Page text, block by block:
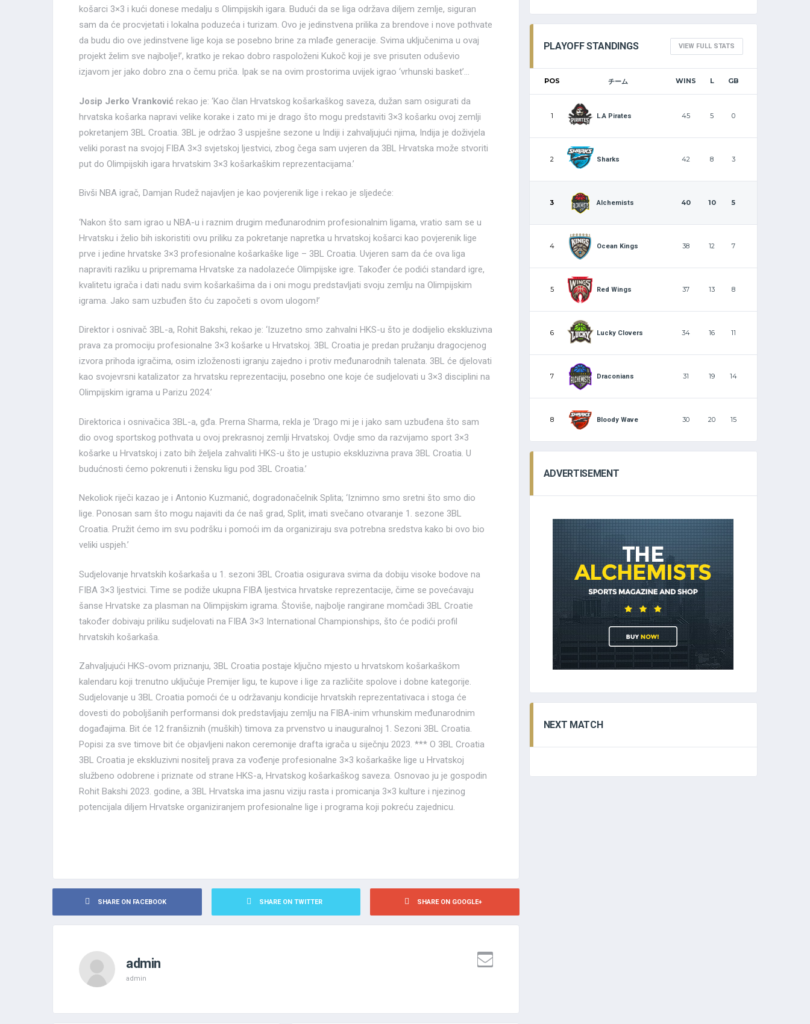
košarci 3×3 i kući donese medalju s Olimpijskih igara. Budući da se liga održava diljem zemlje, siguran
sam da će procvjetati i lokalna poduzeća i turizam. Ovo je jedinstvena prilika za brendove i nove pothvate
da budu dio ove jedinstvene lige koja se posebno brine za mlađe generacije. Svima uključenima u ovaj
projekt želim sve najbolje!’, kratko je rekao dobro raspoloženi Kukoč koji je sve prisuten oduševio
izjavom jer jako dobro zna o čemu priča. Ipak se na ovim prostorima uvijek igrao ‘vrhunski basket’…
Josip Jerko Vranković rekao je: ‘Kao član Hrvatskog košarkaškog saveza, dužan sam osigurati da
hrvatska košarka napravi velike korake i zato mi je drago što mogu predstaviti 3×3 košarku ovoj zemlji
pokretanjem 3BL Croatia. 3BL je održao 3 uspješne sezone u Indiji i zahvaljujući njima, Indija je doživjela
veliki porast na svojoj FIBA 3×3 svjetskoj ljestvici, zbog čega sam uvjeren da 3BL Hrvatska može stvoriti
put do Olimpijskih igara hrvatskim 3×3 košarkaškim reprezentacijama.’
Bivši NBA igrač, Damjan Rudež najavljen je kao povjerenik lige i rekao je sljedeće:
‘Nakon što sam igrao u NBA-u i raznim drugim međunarodnim profesionalnim ligama, vratio sam se u
Hrvatsku i želio bih iskoristiti ovu priliku za pokretanje napretka u hrvatskoj košarci kao povjerenik lige
prve i jedine hrvatske 3×3 profesionalne košarkaške lige – 3BL Croatia. Uvjeren sam da će ova liga
napraviti razliku u pripremama Hrvatske za nadolazeće Olimpijske igre. Također će podići standard igre,
kvalitetu igrača i dati nadu svim košarkašima da i oni mogu predstavljati svoju zemlju na Olimpijskim
igrama. Jako sam uzbuđen što ću započeti s ovom ulogom!’
Direktor i osnivač 3BL-a, Rohit Bakshi, rekao je: ‘Izuzetno smo zahvalni HKS-u što je dodijelio ekskluzivna
prava za promociju profesionalne 3×3 košarke u Hrvatskoj. 3BL Croatia je predan pružanju dragocjenog
izvora prihoda igračima, osim izloženosti igranju zajedno i protiv međunarodnih talenata. 3BL će djelovati
kao svojevrsni katalizator za hrvatsku reprezentaciju, posebno one koje će sudjelovati u 3×3 disciplini na
Olimpijskim igrama u Parizu 2024.’
Direktorica i osnivačica 3BL-a, gđa. Prerna Sharma, rekla je ‘Drago mi je i jako sam uzbuđena što sam
dio ovog sportskog pothvata u ovoj prekrasnoj zemlji Hrvatskoj. Ovdje smo da razvijamo sport 3×3
košarke u Hrvatskoj i zato bih željela zahvaliti HKS-u što je ustupio ekskluzivna prava 3BL Croatia. U
budućnosti ćemo pokrenuti i žensku ligu pod 3BL Croatia.’
Nekoliok riječi kazao je i Antonio Kuzmanić, dogradonačelnik Splita; ‘Iznimno smo sretni što smo dio
lige. Ponosan sam što mogu najaviti da će naš grad, Split, imati svečano otvaranje 1. sezone 3BL
Croatia. Pružit ćemo im svu podršku i pomoći im da organiziraju sva potrebna sredstva kako bi ovo bio
veliki uspjeh.’
Sudjelovanje hrvatskih košarkaša u 1. sezoni 3BL Croatia osigurava svima da dobiju visoke bodove na
FIBA 3×3 ljestvici. Time se podiže ukupna FIBA ljestvica hrvatske reprezentacije, čime se povećavaju
šanse Hrvatske za plasman na Olimpijskim igrama. Štoviše, najbolje rangirane momčadi 3BL Croatie
također dobivaju priliku sudjelovati na FIBA 3×3 International Championships, što će podići profil
hrvatskih košarkaša.
Zahvaljujući HKS-ovom priznanju, 3BL Croatia postaje ključno mjesto u hrvatskom košarkaškom
kalendaru koji trenutno uključuje Premijer ligu, te kupove i lige za različite spolove i dobne kategorije.
Sudjelovanje u 3BL Croatia pomoći će u održavanju kondicije hrvatskih reprezentativaca i stoga će
dovesti do poboljšanih performansi dok predstavljaju zemlju na FIBA-inim vrhunskim međunarodnim
događajima. Bit će 12 franšiznih (muških) timova za prvenstvo u inauguralnoj 1. Sezoni 3BL Croatia.
Popisi za sve timove bit će objavljeni nakon ceremonije drafta igrača u siječnju 2023. *** O 3BL Croatia
3BL Croatia je ekskluzivni nositelj prava za vođenje profesionalne 3×3 košarkaške lige u Hrvatskoj
službeno odobrene i priznate od strane HKS-a, Hrvatskog košarkaškog saveza. Osnovao ju je gospodin
Rohit Bakshi 2023. godine, a 3BL Hrvatska ima jasnu viziju rasta i promicanja 3×3 kulture i njezinog
potencijala diljem Hrvatske organiziranjem profesionalne lige i programa koji pokreću zajednicu.
SHARE ON FACEBOOK SHARE ON TWITTER SHARE ON GOOGLE+
admin
admin
PLAYOFF STANDINGS VIEW FULL STATS
POS チーム WINS L GB
1 L.A Pirates 45 5 0
2 Sharks 42 8 3
3 Alchemists 40 10 5
4 Ocean Kings 38 12 7
5 Red Wings 37 13 8
6 Lucky Clovers 34 16 11
7 Draconians 31 19 14
8 Bloody Wave 30 20 15
ADVERTISEMENT
NEXT MATCH